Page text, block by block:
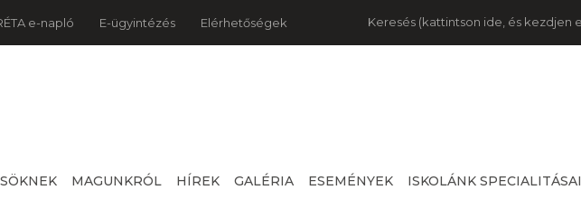
e-napló E-ügyintézés Elérhetőségek Keresés
MAGUNKRÓL HÍREK GALÉRIA ESEMÉNYEK ISKOLÁNK SPECIALITÁSAI